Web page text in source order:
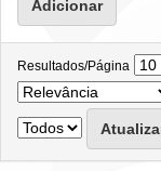
Resultados/Página